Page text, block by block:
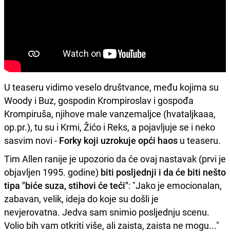
U teaseru vidimo veselo društvance, među kojima su
Woody i Buz, gospodin Krompiroslav i gospođa
Krompiruša, njihove male vanzemaljce (hvataljkaaa,
op.pr.), tu su i Krmi, Žićo i Reks, a pojavljuje se i neko
sasvim novi - Forky koji uzrokuje opći haos u teaseru.
Tim Allen ranije je upozorio da će ovaj nastavak (prvi je
objavljen 1995. godine) biti posljednji i da će biti nešto
tipa "biće suza, stihovi će teći": "Jako je emocionalan,
zabavan, velik, ideja do koje su došli je
nevjerovatna. Jedva sam snimio posljednju scenu.
Volio bih vam otkriti više, ali zaista, zaista ne mogu..."